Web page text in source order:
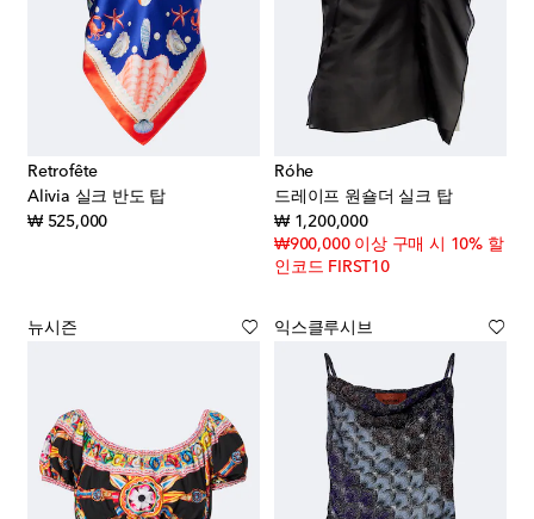
Retrofête
Alivia 실크 반도 탑
₩ 525,000original price
Róhe
드레이프 원숄더 실크 탑
₩ 1,200,000original price
₩900,000 이상 구매 시 10% 할
인코드 FIRST10
뉴시즌 익스클루시브